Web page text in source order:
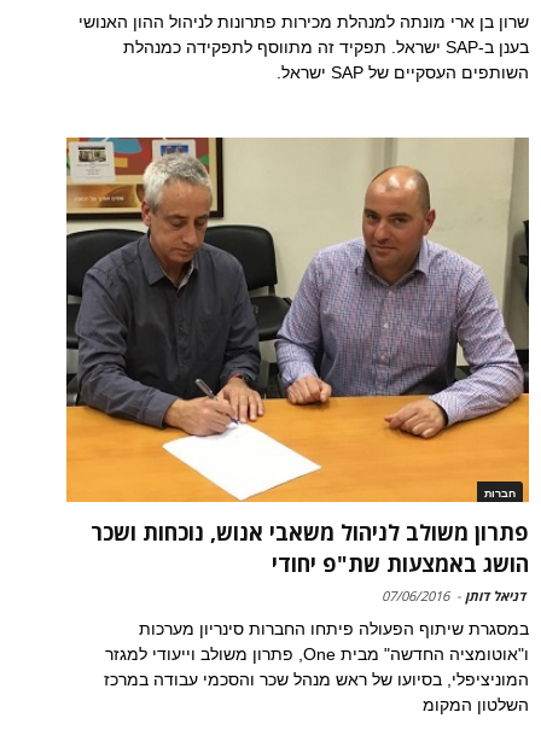
שרון בן ארי מונתה למנהלת מכירות פתרונות לניהול ההון האנושי
בענן ב-SAP ישראל. תפקיד זה מתווסף לתפקידה כמנהלת
השותפים העסקיים של SAP ישראל.
חברות
פתרון משולב לניהול משאבי אנוש, נוכחות ושכר
הושג באמצעות שת"פ יחודי
דניאל דותן -
07/06/2016
במסגרת שיתוף הפעולה פיתחו החברות סינריון מערכות
ו"אוטומציה החדשה" מבית One, פתרון משולב וייעודי למגזר
המוניציפלי, בסיועו של ראש מנהל שכר והסכמי עבודה במרכז
השלטון המקומ